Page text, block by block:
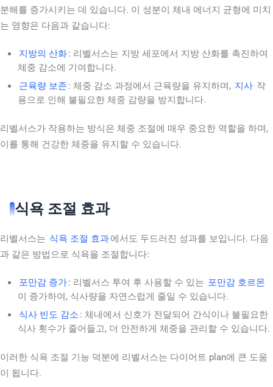
분해를 증가시키는 데 있습니다. 이 성분이 체내 에너지 균형에 미치
는 영향은 다음과 같습니다:
지방의 산화: 리벨서스는 지방 세포에서 지방 산화를 촉진하여
체중 감소에 기여합니다.
근육량 보존 : 체중 감소 과정에서 근육량을 유지하며, 지사 작
용으로 인해 불필요한 체중 감량을 방지합니다.
리벨서스가 작용하는 방식은 체중 조절에 매우 중요한 역할을 하며,
이를 통해 건강한 체중을 유지할 수 있습니다.
식욕 조절 효과
리벨서스는 식욕 조절 효과에서도 두드러진 성과를 보입니다. 다음
과 같은 방법으로 식욕을 조절합니다:
포만감 증가: 리벨서스 투여 후 사용할 수 있는 포만감 호르몬
이 증가하여, 식사량을 자연스럽게 줄일 수 있습니다.
식사 빈도 감소 : 체내에서 신호가 전달되어 간식이나 불필요한
식사 횟수가 줄어들고, 더 안전하게 체중을 관리할 수 있습니다.
이러한 식욕 조절 기능 덕분에 리벨서스는 다이어트 plan에 큰 도움
이 됩니다.